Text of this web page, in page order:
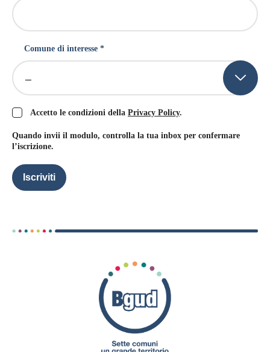
Comune di interesse *
–
Accetto le condizioni della Privacy Policy.
Quando invii il modulo, controlla la tua inbox per confermare
l’iscrizione.
Iscriviti